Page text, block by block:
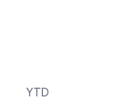
YTD